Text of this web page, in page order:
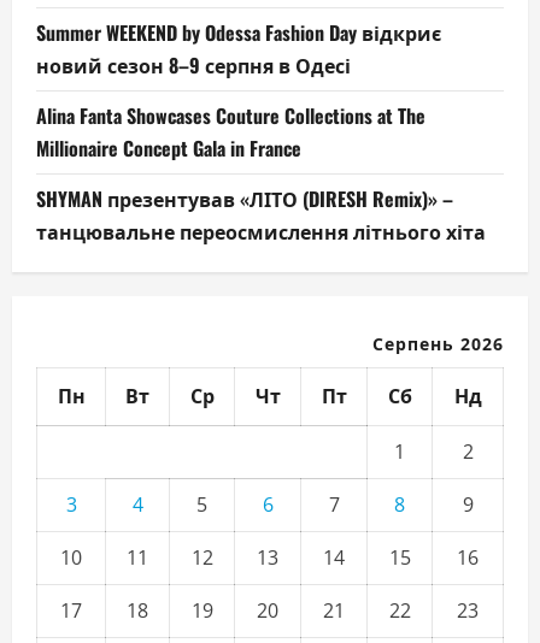
Summer WEEKEND by Odessa Fashion Day відкриє
новий сезон 8–9 серпня в Одесі
Alina Fanta Showcases Couture Collections at The
Millionaire Concept Gala in France
SHYMAN презентував «ЛІТО (DIRESH Remix)» –
танцювальне переосмислення літнього хіта
Серпень 2026
Пн Вт Ср Чт Пт Сб Нд
1
2
3
4 5 6 7 8
9
10
11 12 13 14 15
16
17
18 19 20 21 22
23